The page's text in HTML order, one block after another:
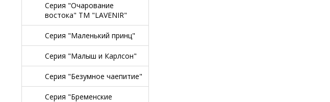
Серия "Очарование
востока" TM "LAVENIR"
Серия "Маленький принц"
Серия "Малыш и Карлсон"
Серия "Безумное чаепитие"
Серия "Бременские